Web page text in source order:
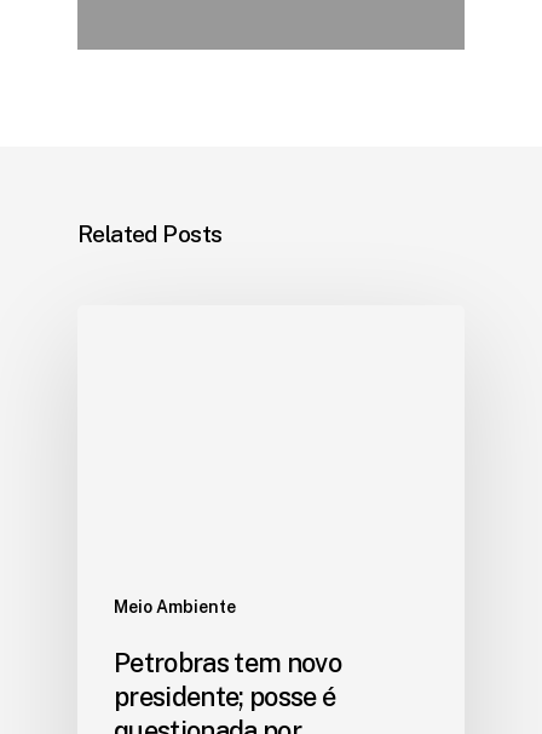
Related Posts
Meio Ambiente
Petrobras tem novo
presidente; posse é